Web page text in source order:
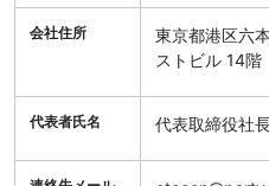
会社住所
東京都港区六
ストビル 14階
代表者氏名 代表取締役社